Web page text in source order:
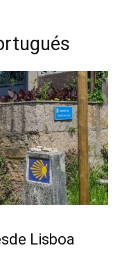
Lisboa